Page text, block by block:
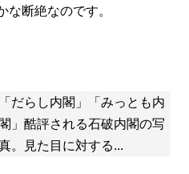
な断絶なのです。
「だらし内閣」「みっとも内
閣」酷評される石破内閣の写
。見た目に対する...